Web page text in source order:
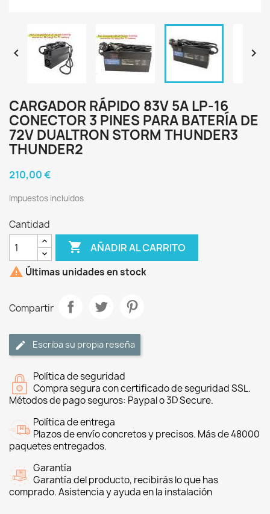
 
CARGADOR RÁPIDO 83V 5A LP-16
CONECTOR 3 PINES PARA BATERÍA DE
72V DUALTRON STORM THUNDER3
THUNDER2
210,00 €
Impuestos incluidos
Cantidad
 AÑADIR AL CARRITO
 Últimas unidades en stock
Compartir
Escriba su propia reseña
Política de seguridad
Compra segura con certificado de seguridad SSL.
Métodos de pago seguros: Paypal o 3D Secure.
Política de entrega
Plazos de envío concretos y precisos. Más de 48000
paquetes entregados.
Garantía
Garantía del producto, recibirás lo que has
comprado. Asistencia y ayuda en la instalación